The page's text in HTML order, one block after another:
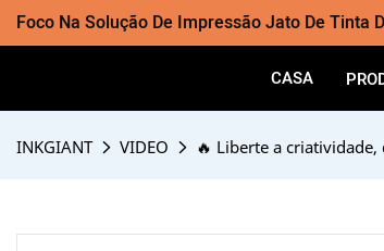
Foco Na Solução De Impressão Jato De Tinta
CASA
INKGIANT VIDEO 🔥 Liberte a